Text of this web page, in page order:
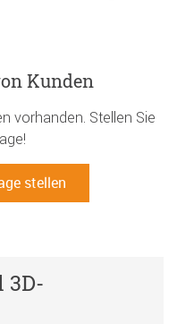
Kunden
vorhanden. Stellen Sie
stellen
3D-